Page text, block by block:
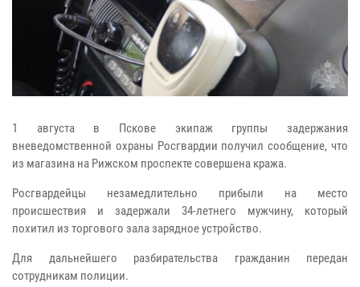
1 августа в Пскове экипаж группы задержания
вневедомственной охраны Росгвардии получил сообщение, что
из магазина на Рижском проспекте совершена кража.
Росгвардейцы незамедлительно прибыли на место
происшествия и задержали 34-летнего мужчину, который
похитил из торгового зала зарядное устройство.
Для дальнейшего разбирательства гражданин передан
сотрудникам полиции.